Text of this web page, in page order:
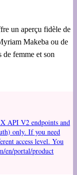
un aperçu fidèle de
Makeba ou de
femme et son
API V2 endpoints and
only. If you need
access level. You
en/portal/product